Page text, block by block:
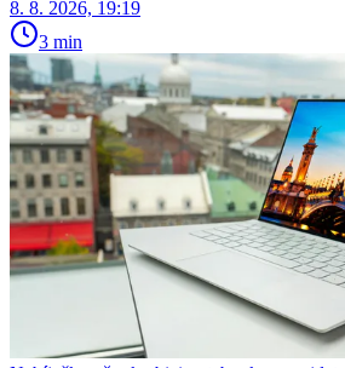
8. 8. 2026, 19:19
3 min